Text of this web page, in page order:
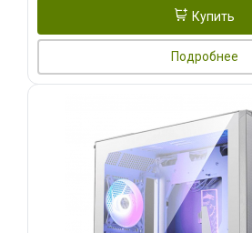
Купить
Подробнее